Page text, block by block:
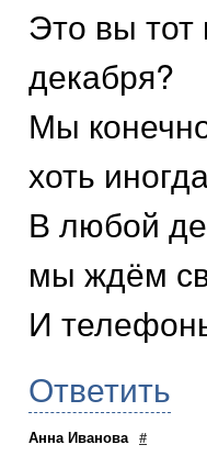
Это вы тот
декабря?
Мы
хоть
В любой
мы ждём
И
Ответить
Анна Иванова #